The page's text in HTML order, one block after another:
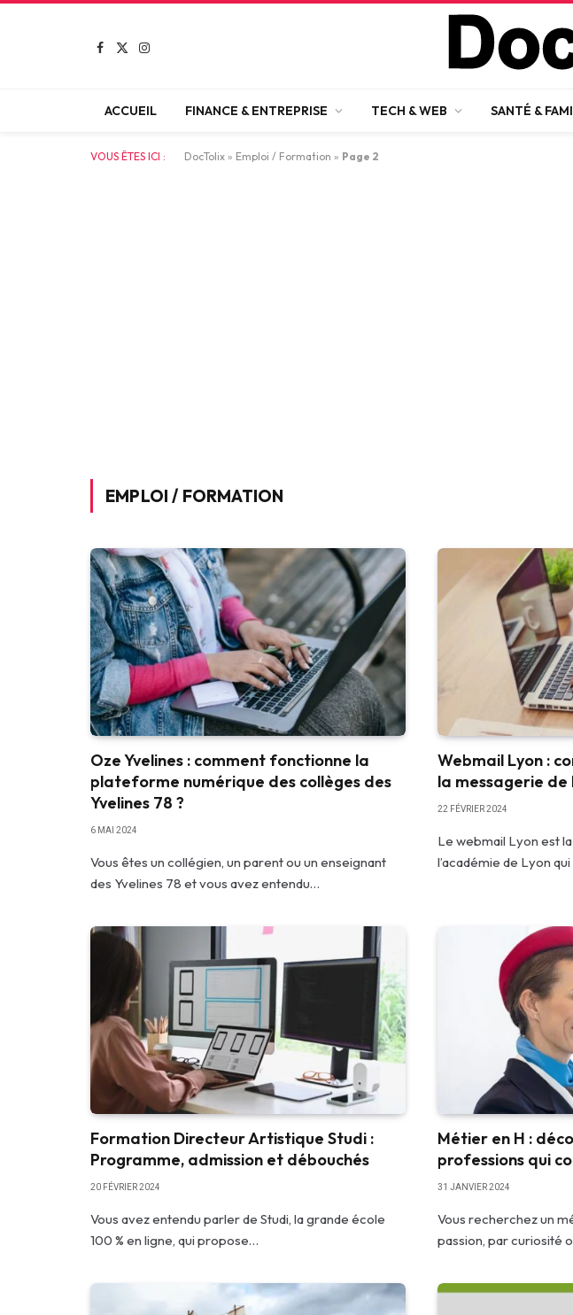
Facebook
X
Instagram
ACCUEIL FINANCE & ENTREPRISE TECH & WEB SANTÉ &
VOUS ÊTES ICI : DocTolix » Emploi / Formation » Page 2
EMPLOI / FORMATION
Oze Yvelines : comment fonctionne la
plateforme numérique des collèges des
Yvelines 78 ?
6 MAI 2024
Vous êtes un collégien, un parent ou un enseignant
des Yvelines 78 et vous avez entendu…
Webmail Lyon :
la messagerie de
22 FÉVRIER 2024
Le webmail Lyon est
l’académie de Lyon
Formation Directeur Artistique Studi :
Programme, admission et débouchés
20 FÉVRIER 2024
Vous avez entendu parler de Studi, la grande école
100 % en ligne, qui propose…
Métier en H :
professions qui
31 JANVIER 2024
Vous recherchez un
passion, par curiosité